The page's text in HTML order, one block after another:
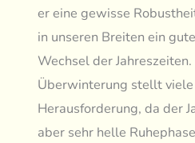
er eine gewisse
in unseren Breiten ein
Wechsel der
Überwinterung stellt viele
Herausforderung, da der
aber sehr helle